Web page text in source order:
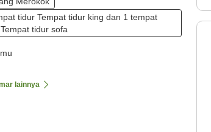
tidur Tempat tidur king dan 1 tempat
tidur sofa
lainnya